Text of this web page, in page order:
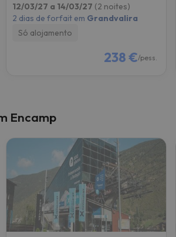
12/03/27 a 14/03/27 (2 noites)
2 dias de forfait em Grandvalira
Só alojamento
238 €/pess.
Encamp